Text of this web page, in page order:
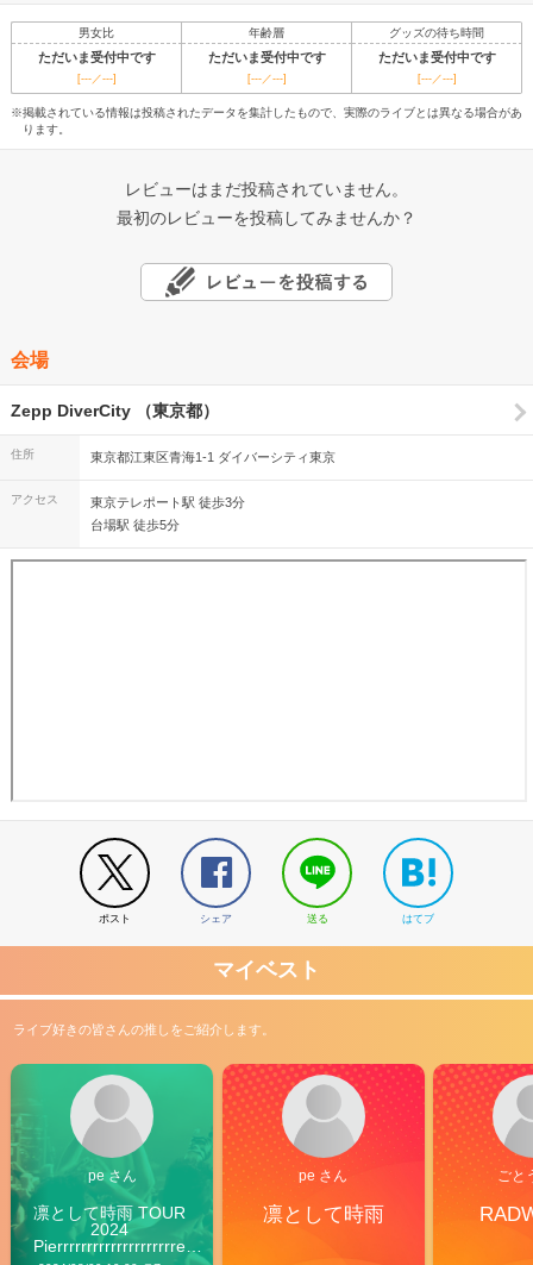
男女比 年齢層 グッズの待ち時間
ただいま受付中です ただいま受付中です ただいま受付中です
[---／---] [---／---] [---／---]
※掲載されている情報は投稿されたデータを集計したもので、実際のライブとは異なる場合があ
ります。
レビューはまだ投稿されていません。
最初のレビューを投稿してみませんか？
会場
Zepp DiverCity （東京都）
住所 東京都江東区青海1-1 ダイバーシティ東京
アクセス
東京テレポート駅 徒歩3分
台場駅 徒歩5分
ポスト シェア 送る はてブ
マイベスト
ライブ好きの皆さんの推しをご紹介します。
pe さん
凛として時雨 TOUR
2024
Pierrrrrrrrrrrrrrrrrrrre
pe さん
凛として時雨
ごと